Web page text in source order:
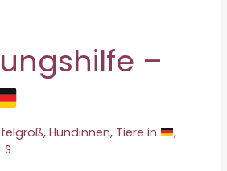
–
,Hündinnen, Tiere in
,
S